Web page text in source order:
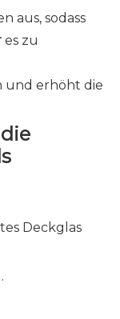
aus, sodass
es zu
und erhöht die
Deckglas